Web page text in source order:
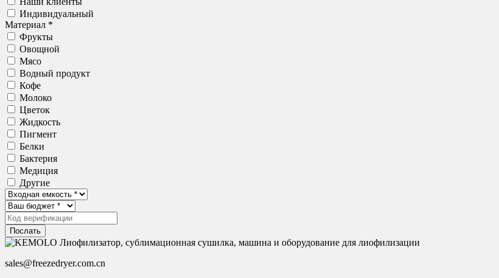
Индивидуальный
Материал *
Фрукты
Овощной
Мясо
Водный продукт
Кофе
Молоко
Цветок
Жидкость
Пигмент
Белки
Бактерия
Медиция
Другие
Послать
sales@freezedryer.com.cn